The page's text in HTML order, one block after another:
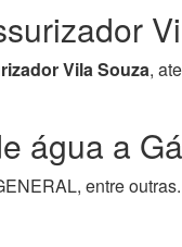
Vila Souza,
água a
entre